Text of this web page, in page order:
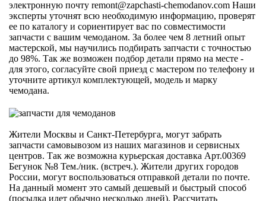
электронную почту remont@zapchasti-chemodanov.com Наши
эксперты уточнят всю необходимую информацию, проверят
ее по каталогу и сориентирует вас по совместимости
запчасти с вашим чемоданом. За более чем 8 летний опыт
мастерской, мы научились подбирать запчасти с точностью
до 98%. Так же возможен подбор детали прямо на месте -
для этого, согласуйте свой приезд с мастером по телефону и
уточните артикул комплектующей, модель и марку
чемодана.
Жители Москвы и Санкт-Петербурга, могут забрать
запчасти самовывозом из наших магазинов и сервисных
центров. Так же возможна курьерская доставка Арт.00369
Бегунок №8 Тем./ник. (встреч.). Жители других городов
России, могут воспользоваться отправкой детали по почте.
На данный момент это самый дешевый и быстрый способ
(посылка идет обычно несколько дней). Рассчитать